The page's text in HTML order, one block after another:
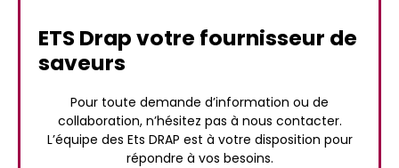
ETS Drap votre fournisseur de
saveurs
Pour toute demande d’information ou de
collaboration, n’hésitez pas à nous contacter.
L’équipe des Ets DRAP est à votre disposition pour
répondre à vos besoins.